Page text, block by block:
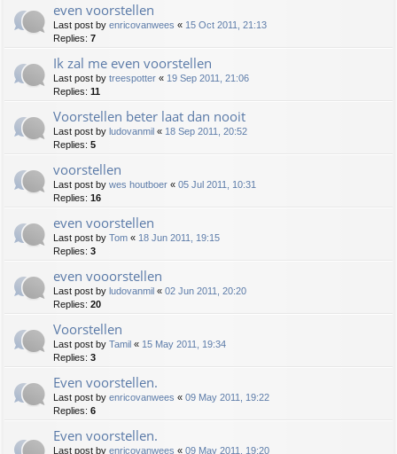
even voorstellen
Last post by enricovanwees « 15 Oct 2011, 21:13
Replies: 7
Ik zal me even voorstellen
Last post by treespotter « 19 Sep 2011, 21:06
Replies: 11
Voorstellen beter laat dan nooit
Last post by ludovanmil « 18 Sep 2011, 20:52
Replies: 5
voorstellen
Last post by wes houtboer « 05 Jul 2011, 10:31
Replies: 16
even voorstellen
Last post by Tom « 18 Jun 2011, 19:15
Replies: 3
even vooorstellen
Last post by ludovanmil « 02 Jun 2011, 20:20
Replies: 20
Voorstellen
Last post by Tamil « 15 May 2011, 19:34
Replies: 3
Even voorstellen.
Last post by enricovanwees « 09 May 2011, 19:22
Replies: 6
Even voorstellen.
Last post by enricovanwees « 09 May 2011, 19:20